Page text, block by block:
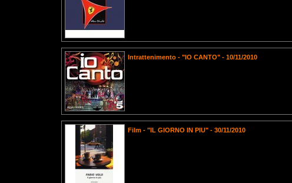
Intrattenimento - "IO CANTO" - 10/11/2010
Film - "IL GIORNO IN PIU" - 30/11/2010